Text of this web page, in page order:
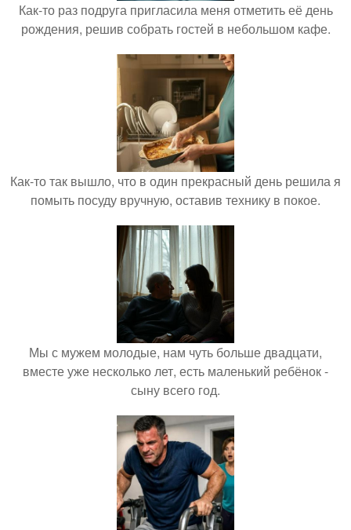
Как-то раз подруга пригласила меня отметить её день
рождения, решив собрать гостей в небольшом кафе.
Как-то так вышло, что в один прекрасный день решила я
помыть посуду вручную, оставив технику в покое.
Мы с мужем молодые, нам чуть больше двадцати,
вместе уже несколько лет, есть маленький ребёнок -
сыну всего год.